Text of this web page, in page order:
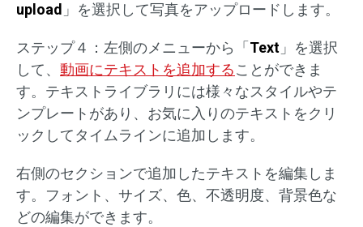
upload 」を選択して写真をアップロードします。
ステップ４：左側のメニューから「 Text 」を選択
して、 動画にテキストを追加することができま
す。テキストライブラリには様々なスタイルやテ
ンプレートがあり、お気に入りのテキストをクリ
ックしてタイムラインに追加します。
右側のセクションで追加したテキストを編集しま
す。フォント、サイズ、色、不透明度、背景色な
どの編集ができます。